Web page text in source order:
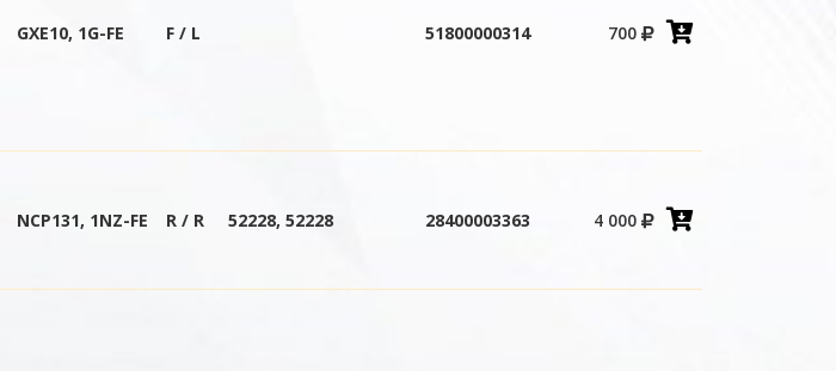
GXE10, 1G-FE F / L 51800000314 700 Добавить
NCP131, 1NZ-FE R / R 52228, 52228 28400003363 4 000 Добавить